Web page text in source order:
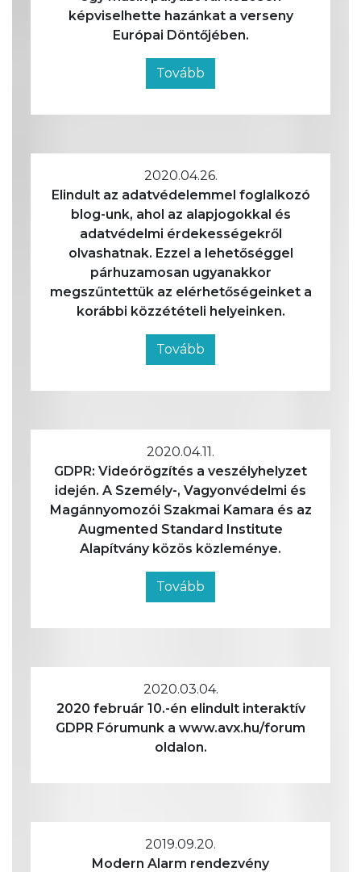
képviselhette hazánkat a verseny
Európai Döntőjében.
Tovább
2020.04.26.
Elindult az adatvédelemmel foglalkozó
blog-unk, ahol az alapjogokkal és
adatvédelmi érdekességekről
olvashatnak. Ezzel a lehetőséggel
párhuzamosan ugyanakkor
megszűntettük az elérhetőségeinket a
korábbi közzétételi helyeinken.
Tovább
2020.04.11.
GDPR: Videórögzítés a veszélyhelyzet
idején. A Személy-, Vagyonvédelmi és
Magánnyomozói Szakmai Kamara és az
Augmented Standard Institute
Alapítvány közös közleménye.
Tovább
2020.03.04.
2020 február 10.-én elindult interaktív
GDPR Fórumunk a www.avx.hu/forum
oldalon.
2019.09.20.
Modern Alarm rendezvény